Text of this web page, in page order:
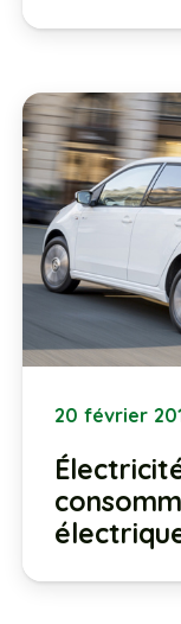
20 février